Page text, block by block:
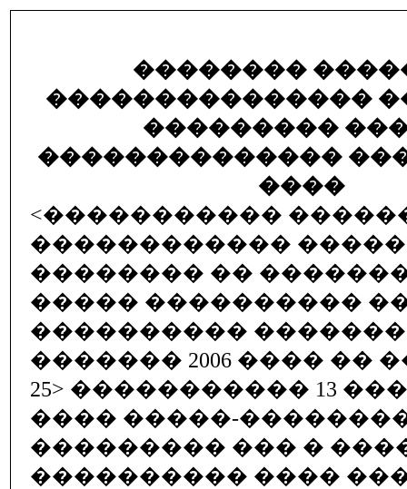
��������
���������������
���������
��������������
����
<�����������
������������
�������� ��
����� ����������
����������
������� 2006 ���� ��
25> ����������� 13
���� �����-
��������� ��� �
���������� ����